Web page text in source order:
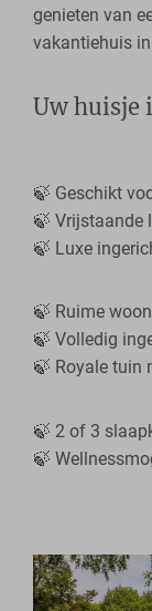
genieten van
vakantiehuis
Uw huisje
🍃 Geschikt
🍃 Vrijstaande
🍃 Luxe
🍃 Ruime
🍃 Volledig
🍃 Royale tuin
🍃 2 of 3
🍃